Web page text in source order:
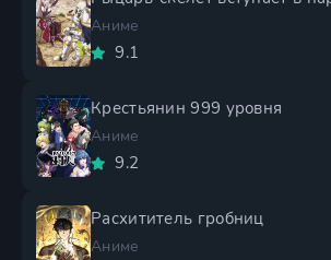
Аниме
9.1
Крестьянин 999 уровня
Аниме
9.2
Расхититель гробниц
Аниме